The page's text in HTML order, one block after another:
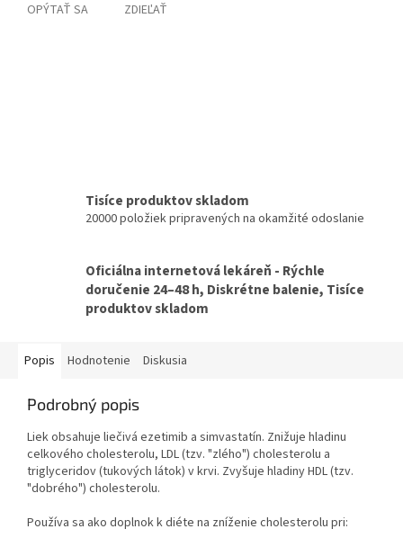
OPÝTAŤ SA ZDIEĽAŤ
Tisíce produktov skladom
20000 položiek pripravených na okamžité odoslanie
Oficiálna internetová lekáreň - Rýchle
doručenie 24–48 h, Diskrétne balenie, Tisíce
produktov skladom
Popis Hodnotenie Diskusia
Podrobný popis
Liek obsahuje liečivá ezetimib a simvastatín. Znižuje hladinu
celkového cholesterolu, LDL (tzv. "zlého") cholesterolu a
triglyceridov (tukových látok) v krvi. Zvyšuje hladiny HDL (tzv.
"dobrého") cholesterolu.
Používa sa ako doplnok k diéte na zníženie cholesterolu pri: